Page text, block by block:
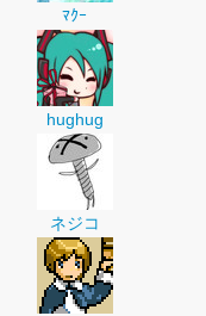
ﾏｸｰ
hughug
ネジコ